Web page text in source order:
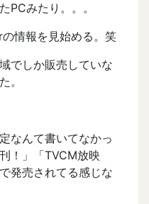
PCみたり。。。
情報を見始める。笑
でしか販売していな
。
なんて書いてなかっ
！」「TVCM放映
発売されてる感じな